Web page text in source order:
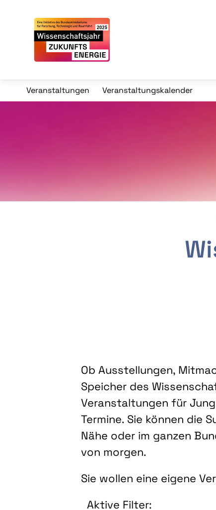
Veranstaltungen Veranstaltungskalender
Ob Ausstellungen,
Speicher des
Veranstaltungen für
Termine. Sie können die
Nähe oder im ganzen
von morgen.
Sie wollen eine eigene
Aktive Filter: